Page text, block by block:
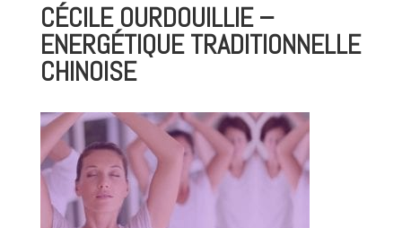
CÉCILE OURDOUILLIE –
ENERGÉTIQUE TRADITIONNELLE
CHINOISE